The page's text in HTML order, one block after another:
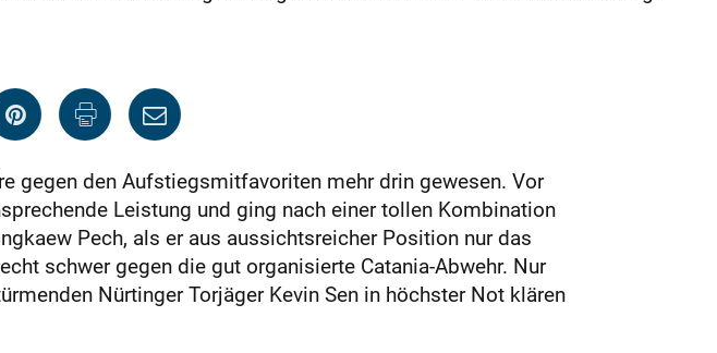
gegen den Aufstiegsmitfavoriten mehr drin gewesen. Vor
Leistung und ging nach einer tollen Kombination
Pech, als er aus aussichtsreicher Position nur das
schwer gegen die gut organisierte Catania-Abwehr. Nur
Nürtinger Torjäger Kevin Sen in höchster Not klären